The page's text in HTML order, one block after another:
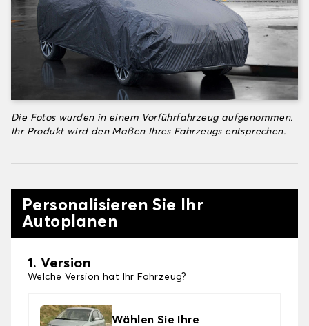
Die Fotos wurden in einem Vorführfahrzeug aufgenommen.
Ihr Produkt wird den Maßen Ihres Fahrzeugs entsprechen.
Personalisieren Sie Ihr
Autoplanen
1. Version
Welche Version hat Ihr Fahrzeug?
Wählen Sie Ihre